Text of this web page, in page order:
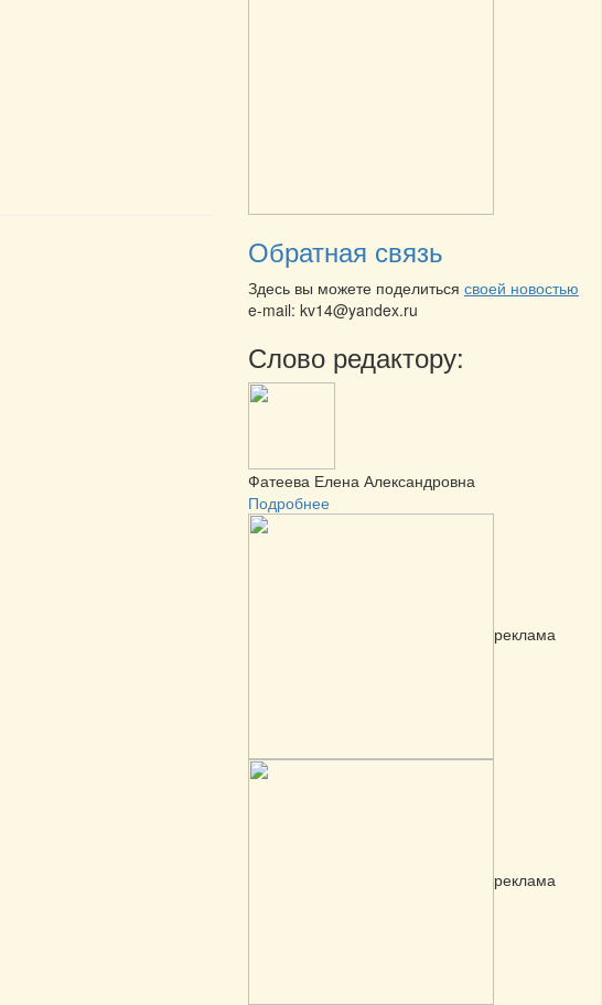
Обратная связь
Здесь вы можете поделиться своей новостью
e-mail: kv14@yandex.ru
Слово редактору:
Фатеева Елена Александровна
Подробнее
реклама
реклама